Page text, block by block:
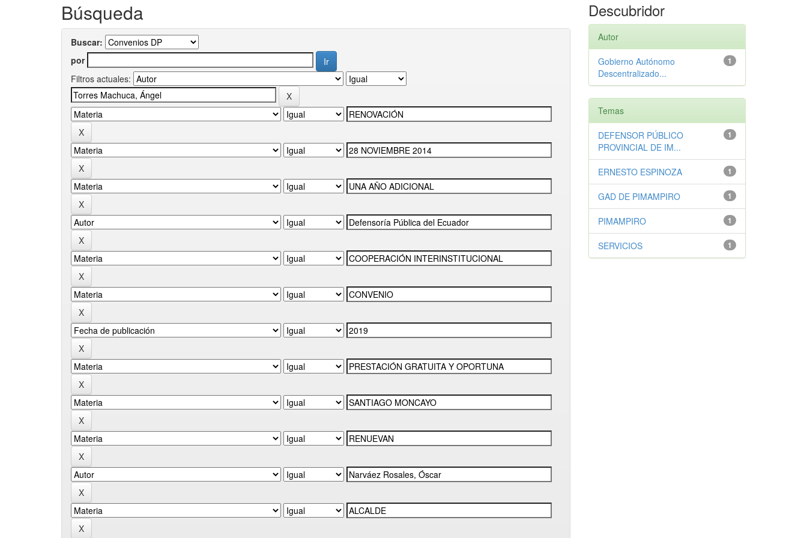
Búsqueda
Buscar:
por
Filtros actuales:
Descubridor
Autor
1
Gobierno Autónomo
Descentralizado...
Temas
1
DEFENSOR PÚBLICO
PROVINCIAL DE IM...
1
ERNESTO ESPINOZA
1
GAD DE PIMAMPIRO
1
PIMAMPIRO
1
SERVICIOS